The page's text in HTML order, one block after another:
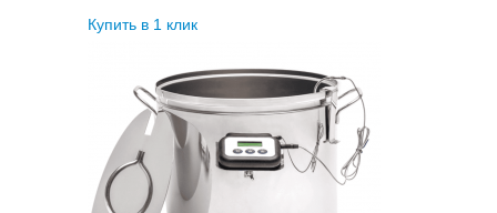
Купить в 1 клик